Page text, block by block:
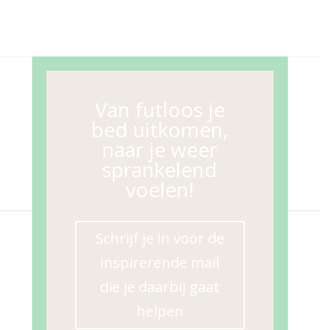
Van futloos je
bed uitkomen,
naar je weer
sprankelend
voelen!
Schrijf je in voor de
inspirerende mail
die je daarbij gaat
helpen